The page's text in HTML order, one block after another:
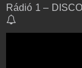
Rádió 1 –